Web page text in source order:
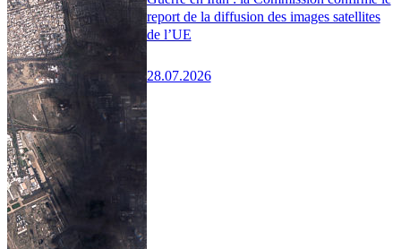
report de la diffusion des images satellites
de l’UE
28.07.2026